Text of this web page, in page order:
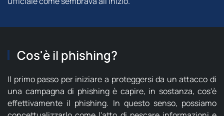
Cos'è il phishing?
Il primo passo per iniziare a proteggersi da un attacco di
una campagna di phishing è capire, in sostanza, cos'è
effettivamente il phishing. In questo senso, possiamo